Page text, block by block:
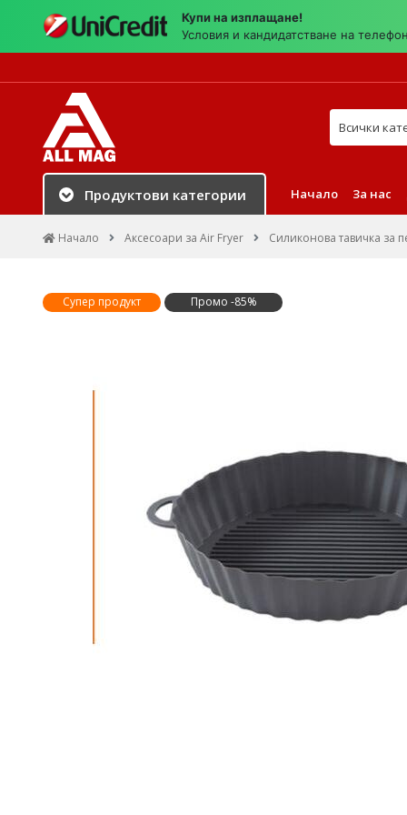
Купи на изплащане!
Условия и кандидатстване на телефон
Търси в
Продуктови категории Начало За нас
Начало Аксесоари за Air Fryer Силиконова тавичка за
Супер продукт Промо -85%